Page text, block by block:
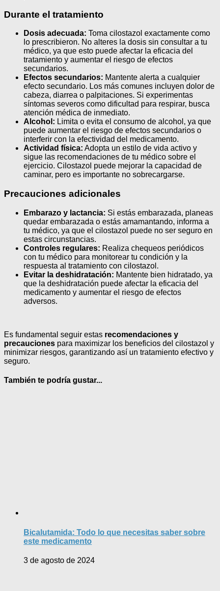
Durante el tratamiento
Dosis adecuada: Toma cilostazol exactamente como
lo prescribieron. No alteres la dosis sin consultar a tu
médico, ya que esto puede afectar la eficacia del
tratamiento y aumentar el riesgo de efectos
secundarios.
Efectos secundarios: Mantente alerta a cualquier
efecto secundario. Los más comunes incluyen dolor de
cabeza, diarrea o palpitaciones. Si experimentas
síntomas severos como dificultad para respirar, busca
atención médica de inmediato.
Alcohol: Limita o evita el consumo de alcohol, ya que
puede aumentar el riesgo de efectos secundarios o
interferir con la efectividad del medicamento.
Actividad física: Adopta un estilo de vida activo y
sigue las recomendaciones de tu médico sobre el
ejercicio. Cilostazol puede mejorar la capacidad de
caminar, pero es importante no sobrecargarse.
Precauciones adicionales
Embarazo y lactancia: Si estás embarazada, planeas
quedar embarazada o estás amamantando, informa a
tu médico, ya que el cilostazol puede no ser seguro en
estas circunstancias.
Controles regulares: Realiza chequeos periódicos
con tu médico para monitorear tu condición y la
respuesta al tratamiento con cilostazol.
Evitar la deshidratación: Mantente bien hidratado, ya
que la deshidratación puede afectar la eficacia del
medicamento y aumentar el riesgo de efectos
adversos.
Es fundamental seguir estas recomendaciones y
precauciones para maximizar los beneficios del cilostazol y
minimizar riesgos, garantizando así un tratamiento efectivo y
seguro.
También te podría gustar...
Bicalutamida: Todo lo que necesitas saber sobre
este medicamento
3 de agosto de 2024